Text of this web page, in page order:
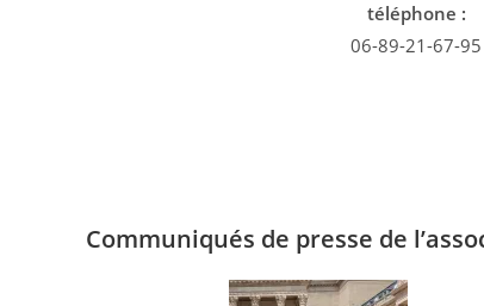
téléphone :
06-89-21-67-95
Communiqués de presse de